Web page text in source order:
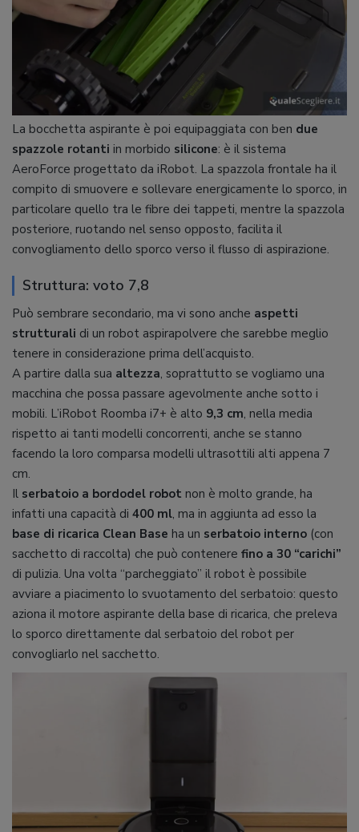
La bocchetta aspirante è poi equipaggiata con ben due
spazzole rotanti in morbido silicone: è il sistema
AeroForce progettato da iRobot. La spazzola frontale ha il
compito di smuovere e sollevare energicamente lo sporco, in
particolare quello tra le fibre dei tappeti, mentre la spazzola
posteriore, ruotando nel senso opposto, facilita il
convogliamento dello sporco verso il flusso di aspirazione.
Struttura: voto 7,8
Può sembrare secondario, ma vi sono anche aspetti
strutturali di un robot aspirapolvere che sarebbe meglio
tenere in considerazione prima dell’acquisto.
A partire dalla sua altezza, soprattutto se vogliamo una
macchina che possa passare agevolmente anche sotto i
mobili. L’iRobot Roomba i7+ è alto 9,3 cm, nella media
rispetto ai tanti modelli concorrenti, anche se stanno
facendo la loro comparsa modelli ultrasottili alti appena 7
cm.
Il serbatoio a bordodel robot non è molto grande, ha
infatti una capacità di 400 ml, ma in aggiunta ad esso la
base di ricarica Clean Base ha un serbatoio interno (con
sacchetto di raccolta) che può contenere fino a 30 “carichi”
di pulizia. Una volta “parcheggiato” il robot è possibile
avviare a piacimento lo svuotamento del serbatoio: questo
aziona il motore aspirante della base di ricarica, che preleva
lo sporco direttamente dal serbatoio del robot per
convogliarlo nel sacchetto.